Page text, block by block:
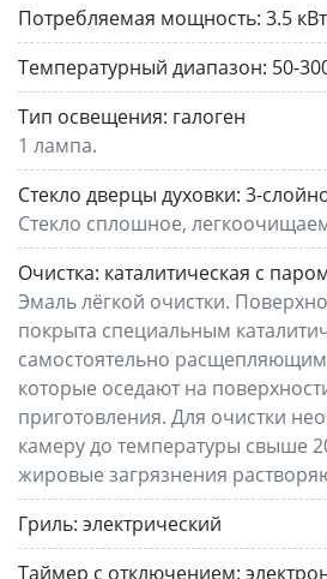
Потребляемая мощность: 3.5 кВт
Температурный диапазон: 50-
Тип освещения: галоген
1 лампа.
Стекло дверцы духовки: 3-
Стекло сплошное,
Очистка: каталитическая с
Эмаль лёгкой очистки.
покрыта специальным
самостоятельно расщепляющим
которые оседают на
приготовления. Для очистки
камеру до температуры свыше
жировые загрязнения
Гриль: электрический
Таймер с отключением: